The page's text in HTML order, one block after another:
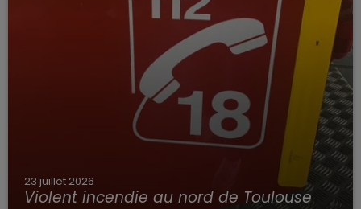
23 juillet 2026
Violent incendie au nord de Toulouse